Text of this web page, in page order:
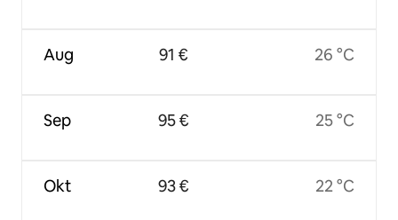
Aug
Sep
Okt
91 €
95 €
93 €
26 °C
25 °C
22 °C